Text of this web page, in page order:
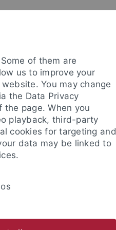
of them are
us to improve your
You may change
the Data Privacy
page. When you
playback, third-party
cookies for targeting and
data may be linked to